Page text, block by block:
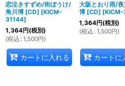
恋泣きすずめ/街ぼうけ/
角川博 [CD] [KICM-
31144]
1,364円(税別)
(税込 : 1,500円)
カートに入れる
大阪とおり雨/夜
博 [CD] [KICM-
1,364円(税別)
(税込 : 1,500円)
カートに